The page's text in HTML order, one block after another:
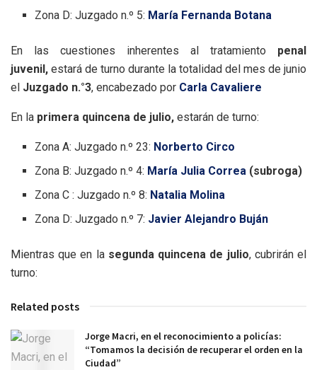
Zona D: Juzgado n.º 5: María Fernanda Botana
En las cuestiones inherentes al tratamiento penal
juvenil, estará de turno durante la totalidad del mes de junio
el Juzgado n.°3, encabezado por Carla Cavaliere
En la primera quincena de julio, estarán de turno:
Zona A: Juzgado n.º 23: Norberto Circo
Zona B: Juzgado n.º 4: María Julia Correa (subroga)
Zona C : Juzgado n.º 8: Natalia Molina
Zona D: Juzgado n.º 7: Javier Alejandro Buján
Mientras que en la segunda quincena de julio, cubrirán el
turno:
Related posts
Jorge Macri, en el reconocimiento a policías:
“Tomamos la decisión de recuperar el orden en la
Ciudad”